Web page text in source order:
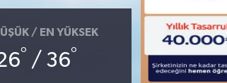
/ EN YÜKSEK
° / 36°